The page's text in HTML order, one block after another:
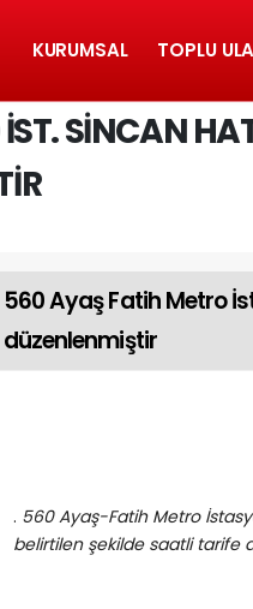
KURUMSAL TOPLU
SINCAN
560 Ayaş Fatih Metro
düzenlenmiştir
. 560 Ayaş-Fatih Metro
belirtilen şekilde saatli tarife